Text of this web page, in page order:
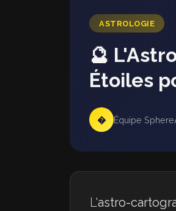
ASTROLOGIE
🔮
Étoiles
� Équipe
L'astro-